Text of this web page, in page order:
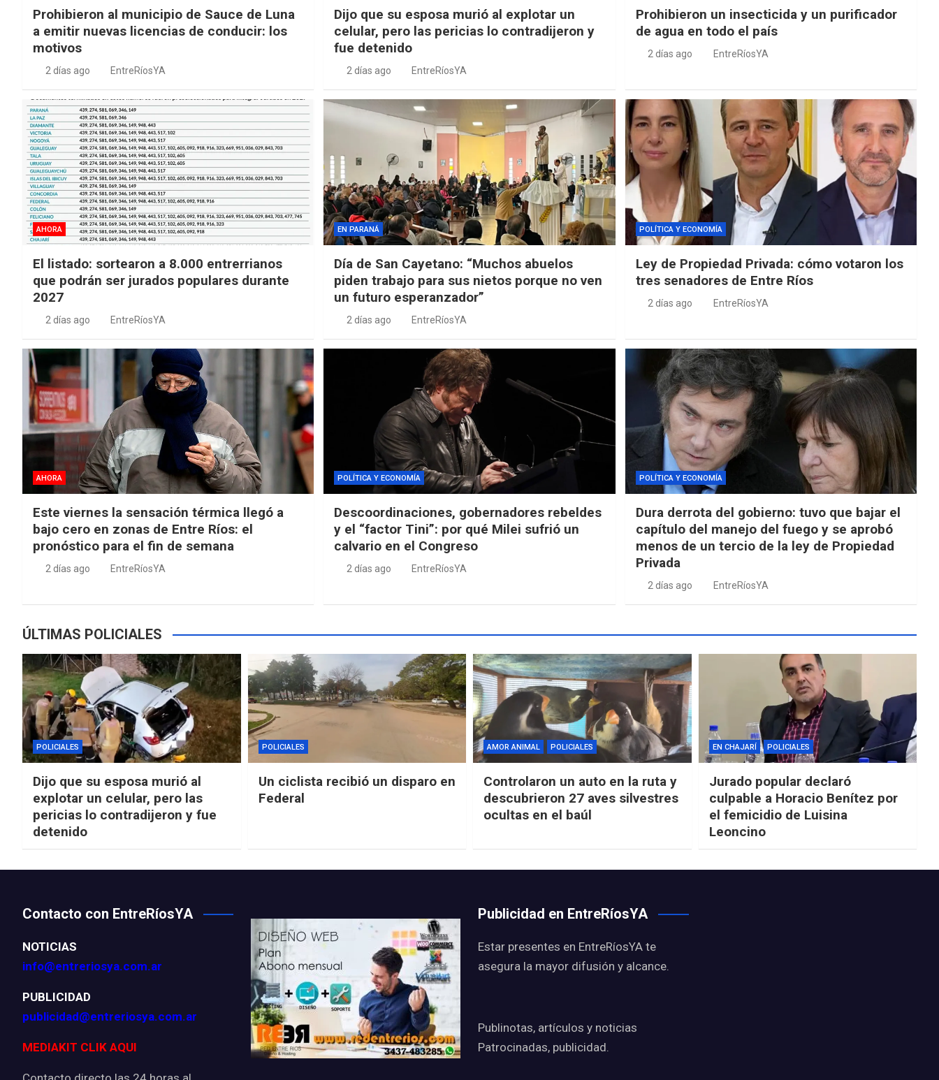
Prohibieron al municipio de Sauce de Luna
a emitir nuevas licencias de conducir: los
motivos
2 días ago EntreRíosYA
Dijo que su esposa murió al explotar un
celular, pero las pericias lo contradijeron y
fue detenido
2 días ago EntreRíosYA
Prohibieron un insecticida y un purificador
de agua en todo el país
2 días ago EntreRíosYA
AHORA
El listado: sortearon a 8.000 entrerrianos
que podrán ser jurados populares durante
2027
2 días ago EntreRíosYA
EN PARANÁ
Día de San Cayetano: “Muchos abuelos
piden trabajo para sus nietos porque no ven
un futuro esperanzador”
2 días ago EntreRíosYA
POLÍTICA Y ECONOMÍA
Ley de Propiedad Privada: cómo votaron los
tres senadores de Entre Ríos
2 días ago EntreRíosYA
AHORA
Este viernes la sensación térmica llegó a
bajo cero en zonas de Entre Ríos: el
pronóstico para el fin de semana
2 días ago EntreRíosYA
POLÍTICA Y ECONOMÍA
Descoordinaciones, gobernadores rebeldes
y el “factor Tini”: por qué Milei sufrió un
calvario en el Congreso
2 días ago EntreRíosYA
POLÍTICA Y ECONOMÍA
Dura derrota del gobierno: tuvo que bajar el
capítulo del manejo del fuego y se aprobó
menos de un tercio de la ley de Propiedad
Privada
2 días ago EntreRíosYA
ÚLTIMAS POLICIALES
POLICIALES
Dijo que su esposa murió al
explotar un celular, pero las
pericias lo contradijeron y fue
detenido
POLICIALES
Un ciclista recibió un disparo en
Federal
AMOR ANIMAL POLICIALES
Controlaron un auto en la ruta y
descubrieron 27 aves silvestres
ocultas en el baúl
EN CHAJARÍ POLICIALES
Jurado popular declaró
culpable a Horacio Benítez por
el femicidio de Luisina
Leoncino
Contacto con EntreRíosYA
NOTICIAS
info@entreriosya.com.ar
PUBLICIDAD
publicidad@entreriosya.com.ar
MEDIAKIT CLIK AQUI
Publicidad en EntreRíosYA
Estar presentes en EntreRíosYA te
asegura la mayor difusión y alcance.
Publinotas, artículos y noticias
Patrocinadas, publicidad.